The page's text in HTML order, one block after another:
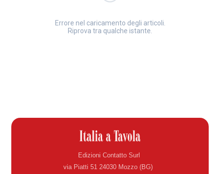
Errore nel caricamento degli articoli.
Riprova tra qualche istante.
Edizioni Contatto Surl
via Piatti 51 24030 Mozzo (BG)